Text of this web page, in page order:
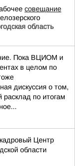
совещание
область
Пока ВЦИОМ и
в целом по
дискуссия о том,
расклад по итогам
Центр
области